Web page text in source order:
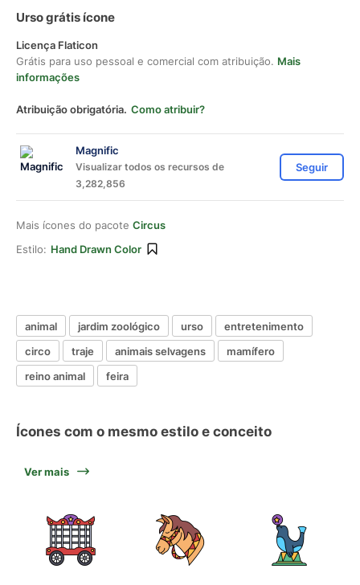
Urso grátis ícone
Licença Flaticon
Grátis para uso pessoal e comercial com atribuição. Mais
informações
Atribuição obrigatória. Como atribuir?
Magnific
Visualizar todos os recursos de
3,282,856
Seguir
Mais ícones do pacote Circus
Estilo: Hand Drawn Color
animal jardim zoológico urso
entretenimento
circo
traje animais selvagens
mamífero
reino animal
feira
Ícones com o mesmo estilo e conceito
Ver mais